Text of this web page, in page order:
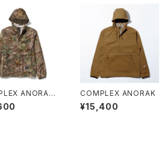
ANORAK
COMPLEX ANORAK
¥15,400